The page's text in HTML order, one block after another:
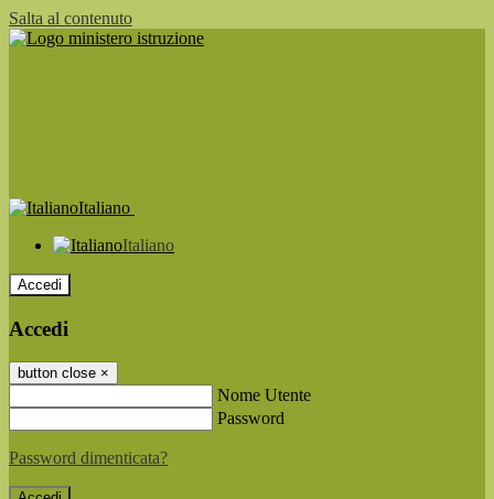
Salta al contenuto
Italiano
Italiano
Accedi
Accedi
button close ×
Nome Utente
Password
Password dimenticata?